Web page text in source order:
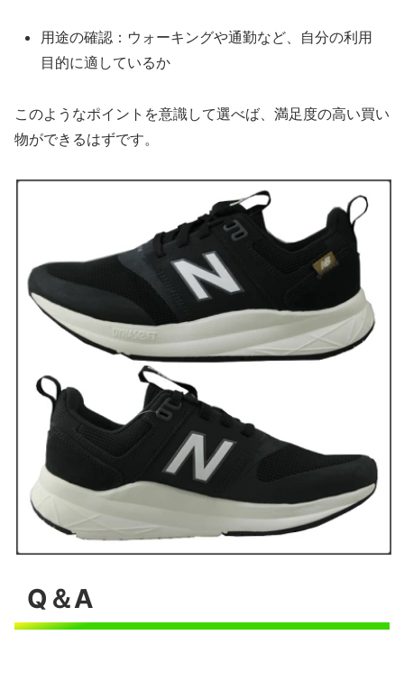
用途の確認：ウォーキングや通勤など、自分の利用
目的に適しているか
このようなポイントを意識して選べば、満足度の高い買い
物ができるはずです。
C
Q＆A